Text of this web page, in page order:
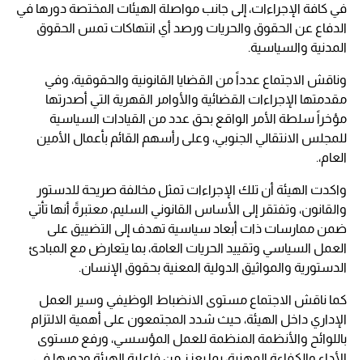
في كافة الإجراءات، إلى جانب مواصلة الهيئات المختصة دورها في
الدفاع عن الحقوق والحريات ورصد أي انتهاكات تمس الحقوق
المدنية والسياسية.
وناقش الاجتماع عدداً من القضايا القانونية والحقوقية، وفي
مقدمتها الإجراءات القضائية والأوامر القهرية التي أصدرتها
مؤخراً سلطة الأمر الواقع بحق عدد من القيادات السياسية
للمجلس الانتقالي الجنوبي، وعلى رأسهم القائم بأعمال الأمين
العام،.
واكدت الهيئة أن تلك الإجراءات تمثل مخالفة صريحة للدستور
والقانون، وتفتقر إلى الأساس القانوني السليم، معتبرةً أنها تأتي
ضمن ممارسات ذات أبعاد سياسية تهدف إلى التضييق على
العمل السياسي وتقييد الحريات العامة، بما يتعارض مع المبادئ
الدستورية والمواثيق الدولية المعنية بحقوق الإنسان.
كما ناقش الاجتماع مستوى الانضباط الوظيفي وسير العمل
الإداري داخل الهيئة، حيث شدد المجتمعون على أهمية الالتزام
باللوائح والأنظمة المنظمة للعمل المؤسسي، ورفع مستوى